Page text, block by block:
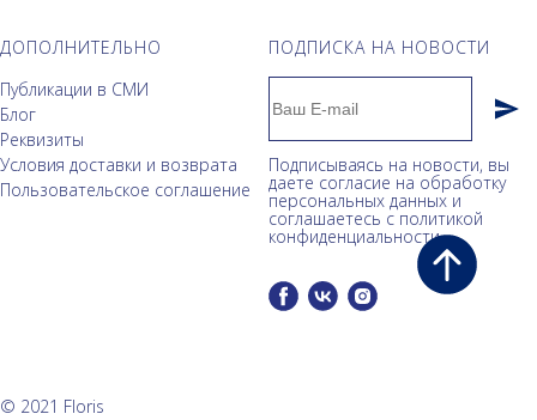
ДОПОЛНИТЕЛЬНО
Публикации в СМИ
Блог
Реквизиты
Условия доставки и возврата
Пользовательское соглашение
ПОДПИСКА НА НОВОСТИ
Подписываясь на новости, вы
даете согласие на обработку
персональных данных и
соглашаетесь c политикой
конфиденциальности.
© 2021 Floris